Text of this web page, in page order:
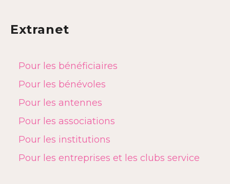
Extranet
Pour les bénéficiaires
Pour les bénévoles
Pour les antennes
Pour les associations
Pour les institutions
Pour les entreprises et les clubs service